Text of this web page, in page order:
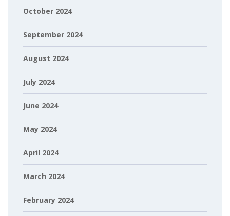
October 2024
September 2024
August 2024
July 2024
June 2024
May 2024
April 2024
March 2024
February 2024